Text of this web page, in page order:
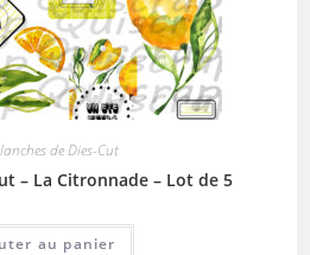
de Dies-Cut
– La Citronnade – Lot de 5
au panier